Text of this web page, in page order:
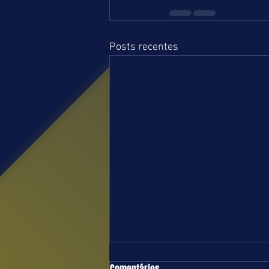
Posts recentes
TURFE = DOMINGO = 09.08.26 = SP